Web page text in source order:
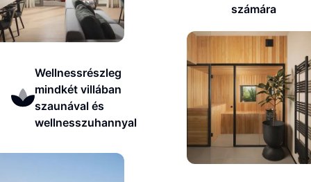
számára
Wellnessrészleg
mindkét villában
szaunával és
wellnesszuhannyal